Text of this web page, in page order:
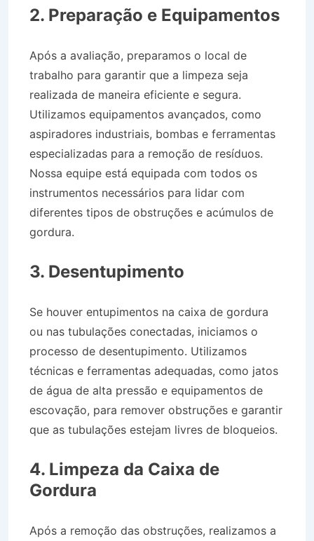
2. Preparação e Equipamentos
Após a avaliação, preparamos o local de
trabalho para garantir que a limpeza seja
realizada de maneira eficiente e segura.
Utilizamos equipamentos avançados, como
aspiradores industriais, bombas e ferramentas
especializadas para a remoção de resíduos.
Nossa equipe está equipada com todos os
instrumentos necessários para lidar com
diferentes tipos de obstruções e acúmulos de
gordura.
3. Desentupimento
Se houver entupimentos na caixa de gordura
ou nas tubulações conectadas, iniciamos o
processo de desentupimento. Utilizamos
técnicas e ferramentas adequadas, como jatos
de água de alta pressão e equipamentos de
escovação, para remover obstruções e garantir
que as tubulações estejam livres de bloqueios.
4. Limpeza da Caixa de
Gordura
Após a remoção das obstruções, realizamos a